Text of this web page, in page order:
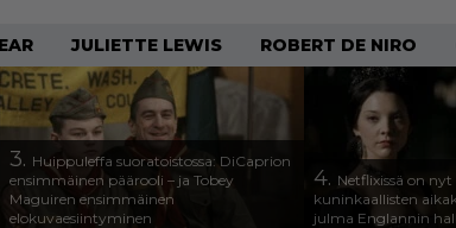
JULIETTE LEWIS ROBERT DE NIRO
3. Huippuleffa suoratoistossa: DiCaprion
ensimmäinen päärooli – ja Tobey
Maguiren ensimmäinen
elokuvaesiintyminen
4. Netflixissä on
kuninkaallisten
julma Englannin